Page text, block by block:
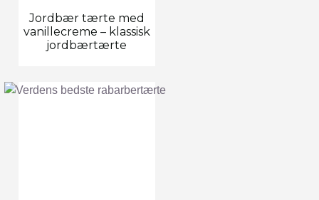
Jordbær tærte med
vanillecreme – klassisk
jordbærtærte